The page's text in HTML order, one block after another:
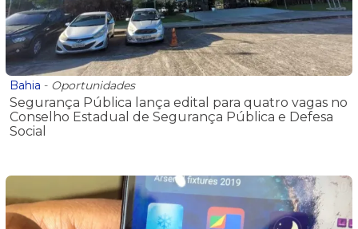
Bahia - Oportunidades
Segurança Pública lança edital para quatro vagas no
Conselho Estadual de Segurança Pública e Defesa
Social